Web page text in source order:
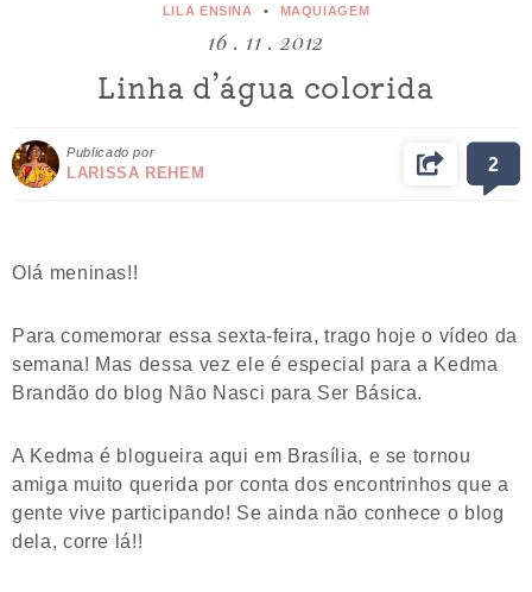
LILA ENSINA MAQUIAGEM
16 . 11 . 2012
Linha d’água colorida
Publicado por
LARISSA REHEM 2
Olá meninas!!
Para comemorar essa sexta-feira, trago hoje o vídeo da
semana! Mas dessa vez ele é especial para a Kedma
Brandão do blog Não Nasci para Ser Básica.
A Kedma é blogueira aqui em Brasília, e se tornou
amiga muito querida por conta dos encontrinhos que a
gente vive participando! Se ainda não conhece o blog
dela, corre lá!!